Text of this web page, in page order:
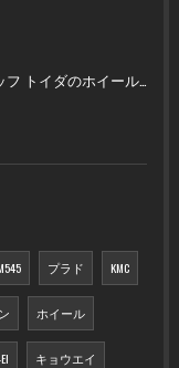
【毎週月曜更新】スタッフ トイダのホイール紹介!!
プラド KMC
ホイール
キョウエイ